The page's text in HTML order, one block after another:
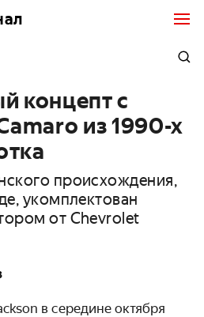
концепт с
из 1990-х
происхождения,
укомплектован
от Chevrolet
в середине октября